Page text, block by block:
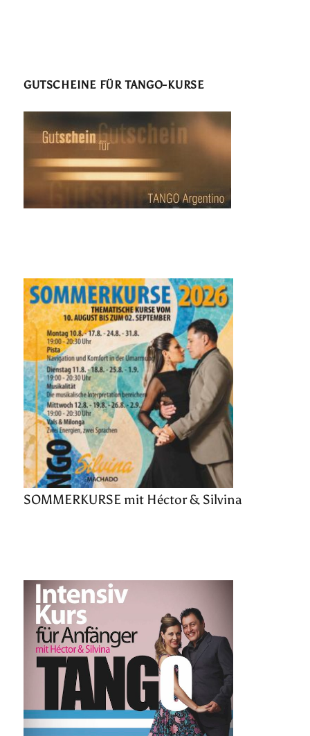
GUTSCHEINE FÜR TANGO-KURSE
SOMMERKURSE mit Héctor & Silvina